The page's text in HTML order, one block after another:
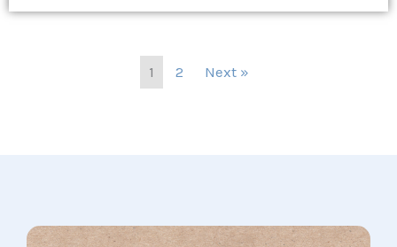
1 2 Next »